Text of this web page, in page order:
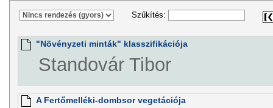
Szűkítés:
"Növényzeti minták" klasszifikációja
Standovár Tibor
A Fertőmelléki-dombsor vegetációja